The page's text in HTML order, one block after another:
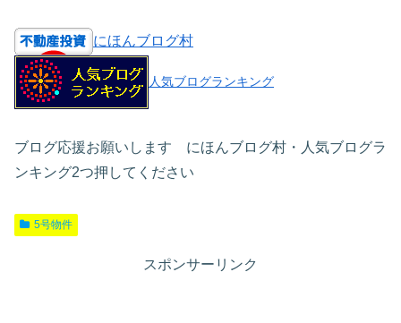
にほんブログ村
人気ブログランキング
ブログ応援お願いします にほんブログ村・人気ブログラ
ンキング2つ押してください
5号物件
スポンサーリンク